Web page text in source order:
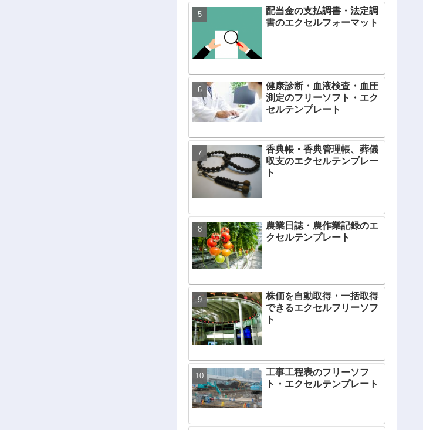
配当金の支払調書・法定調
書のエクセルフォーマット
健康診断・血液検査・血圧
測定のフリーソフト・エク
セルテンプレート
香典帳・香典管理帳、葬儀
収支のエクセルテンプレー
ト
農業日誌・農作業記録のエ
クセルテンプレート
株価を自動取得・一括取得
できるエクセルフリーソフ
ト
工事工程表のフリーソフ
ト・エクセルテンプレート